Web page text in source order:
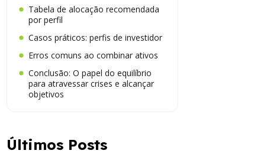
Tabela de alocação recomendada
por perfil
Casos práticos: perfis de investidor
Erros comuns ao combinar ativos
Conclusão: O papel do equilíbrio
para atravessar crises e alcançar
objetivos
Últimos Posts